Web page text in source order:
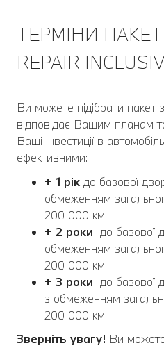
ТЕРМІНИ
REPAIR
Ви можете підібрати пакет
відповідає Вашим планам
Ваші інвестиції в
ефективними:
+ 1 рік до базової
обмеженням
200 000 км
+ 2 роки до базової
обмеженням
200 000 км
+ 3 роки до базової
з обмеженням
200 000 км
Зверніть увагу! Ви